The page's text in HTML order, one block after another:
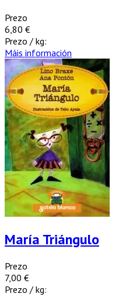
Prezo
6,80 €
Prezo / kg:
Máis información
María Triángulo
Prezo
7,00 €
Prezo / kg: